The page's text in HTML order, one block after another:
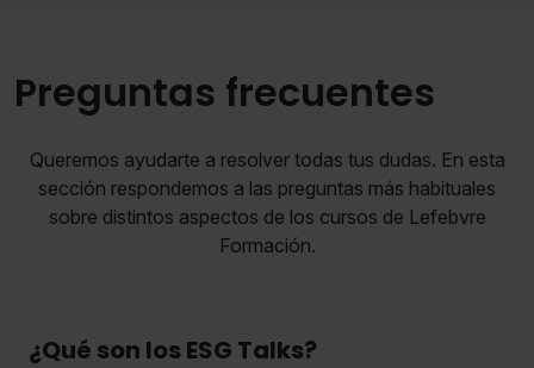
Preguntas frecuentes
Queremos ayudarte a resolver todas tus dudas. En esta
sección respondemos a las preguntas más habituales
sobre distintos aspectos de los cursos de Lefebvre
Formación.
¿Qué son los ESG Talks?